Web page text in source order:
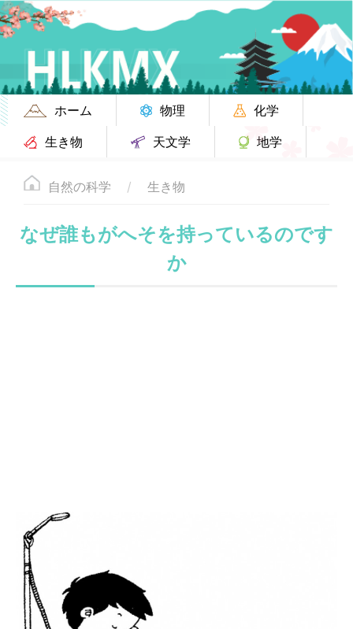
ホーム 物理
化学
生き物
天文学 地学
自然の科学 生き物
なぜ誰もがへそを持っているのです
か